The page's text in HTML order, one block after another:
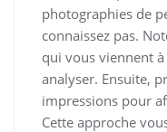
photographies de
connaissez pas.
qui vous viennent à
analyser. Ensuite,
impressions pour
Cette approche